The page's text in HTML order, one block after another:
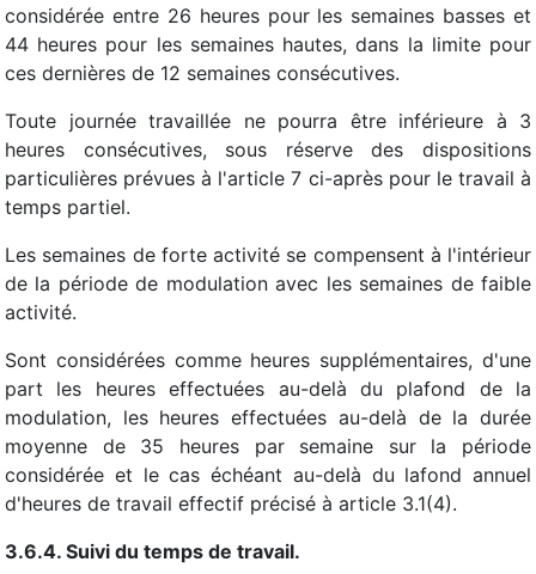
considérée entre 26 heures pour les semaines basses et
44 heures pour les semaines hautes, dans la limite pour
ces dernières de 12 semaines consécutives.
Toute journée travaillée ne pourra être inférieure à 3
heures consécutives, sous réserve des dispositions
particulières prévues à l'article 7 ci-après pour le travail à
temps partiel.
Les semaines de forte activité se compensent à l'intérieur
de la période de modulation avec les semaines de faible
activité.
Sont considérées comme heures supplémentaires, d'une
part les heures effectuées au-delà du plafond de la
modulation, les heures effectuées au-delà de la durée
moyenne de 35 heures par semaine sur la période
considérée et le cas échéant au-delà du lafond annuel
d'heures de travail effectif précisé à article 3.1(4).
3.6.4. Suivi du temps de travail.